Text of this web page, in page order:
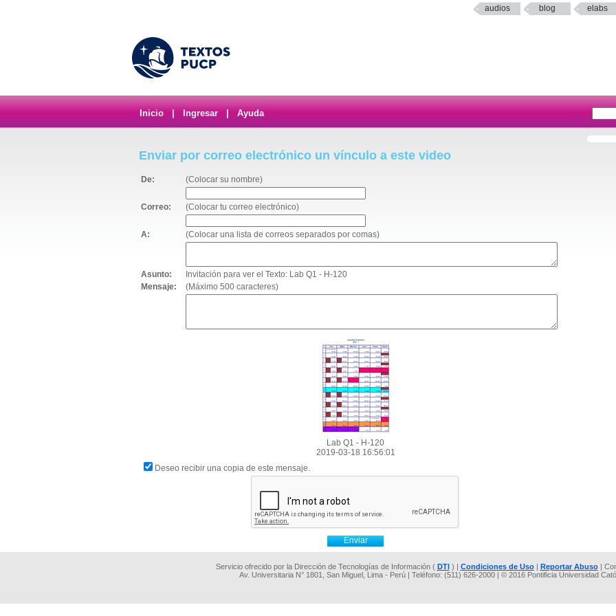
audios blog elabs
Inicio Ingresar Ayuda
Enviar por correo electrónico un vínculo a este video
De: (Colocar su nombre)
Correo: (Colocar tu correo electrónico)
A: (Colocar una lista de correos separados por comas)
Asunto:
Invitación para ver el Texto: Lab Q1 - H-120
Mensaje:
(Máximo 500 caracteres)
Lab Q1 - H-120
2019-03-18 16:56:01
Deseo recibir una copia de este mensaje.
Servicio ofrecido por la Dirección de Tecnologías de Información ( DTI) | Condiciones de Uso| Reportar Abuso|
Av. Universitaria N° 1801, San Miguel, Lima - Perú | Teléfono: (511) 626-2000 | © 2016 Pontificia Universidad